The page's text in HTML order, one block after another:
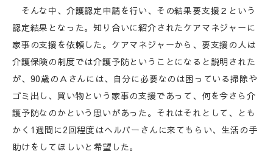
そんな中、介護認定申請を行い、その結果要支援２という
認定結果となった。知り合いに紹介されたケアマネジャーに
家事の支援を依頼した。ケアマネジャーから、要支援の人は
介護保険の制度では介護予防ということになると説明された
が、90歳のＡさんには、自分に必要なのは困っている掃除や
ゴミ出し、買い物という家事の支援であって、何を今さら介
護予防なのかという思いがあった。それはそれとして、とも
かく1週間に2回程度はヘルパーさんに来てもらい、生活の手
助けをしてほしいと希望した。